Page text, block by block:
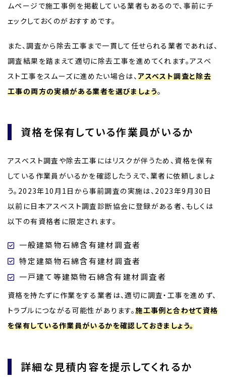
ムページで施工事例を掲載している業者もあるので、事前にチ
ェックしておくのがおすすめです。
また、調査から除去工事まで一貫して任せられる業者であれば、
調査結果を踏まえて適切に除去工事を進めてくれます。アスベ
スト工事をスムーズに進めたい場合は、アスベスト調査と除去
工事の両方の実績がある業者を選びましょう。
資格を保有している作業員がいるか
アスベスト調査や除去工事にはリスクが伴うため、資格を保有
している作業員がいるかを確認したうえで、業者に依頼しましょ
う。2023年10月1日から事前調査の実施は、2023年9月30日
以前に日本アスベスト調査診断協会に登録がある者、もしくは
以下の有資格者に限定されます。
一般建築物石綿含有建材調査者
特定建築物石綿含有建材調査者
一戸建て等建築物石綿含有建材調査者
資格を持たずに作業をする業者は、適切に調査・工事を進めず、
トラブルにつながる可能性があります。施工事例と合わせて資格
を保有している作業員がいるかを確認しておきましょう。
詳細な見積内容を提示してくれるか